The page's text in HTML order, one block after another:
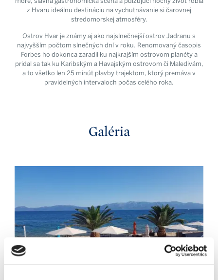
z Hvaru ideálnu destináciu na vychutnávanie si čarovnej
stredomorskej atmosféry.
Ostrov Hvar je známy aj ako najslnečnejší ostrov Jadranu s
najvyšším počtom slnečných dní v roku. Renomovaný časopis
Forbes ho dokonca zaradil ku najkrajším ostrovom planéty a
pridal sa tak ku Karibským a Havajským ostrovom či Maledivám,
a to všetko len 25 minút plavby trajektom, ktorý premáva v
pravidelných intervaloch počas celého roka.
Galéria